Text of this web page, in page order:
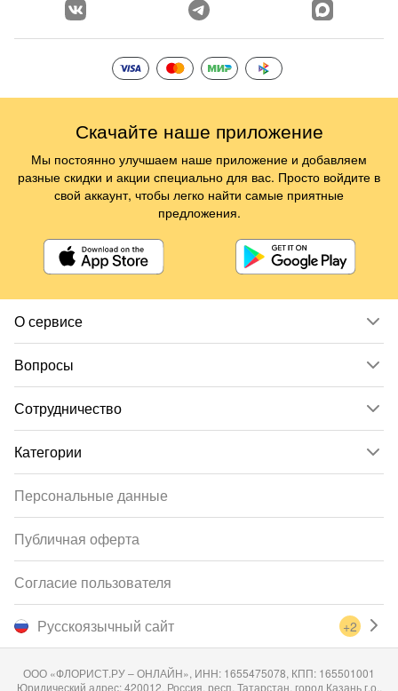
О сервисе
Вопросы
Сотрудничество
Категории
Русскоязычный сайт +2
Персональные данные
Публичная оферта
Согласие пользователя
ООО «ФЛОРИСТ.РУ – ОНЛАЙН», ИНН: 1655475078, КПП: 165501001
Юридический адрес: 420012, Россия, респ. Татарстан, город Казань г.о.,
Скачайте наше приложение
Мы постоянно улучшаем наше приложение и добавляем
разные скидки и акции специально для вас. Просто войдите в
свой аккаунт, чтобы легко найти самые приятные
предложения.